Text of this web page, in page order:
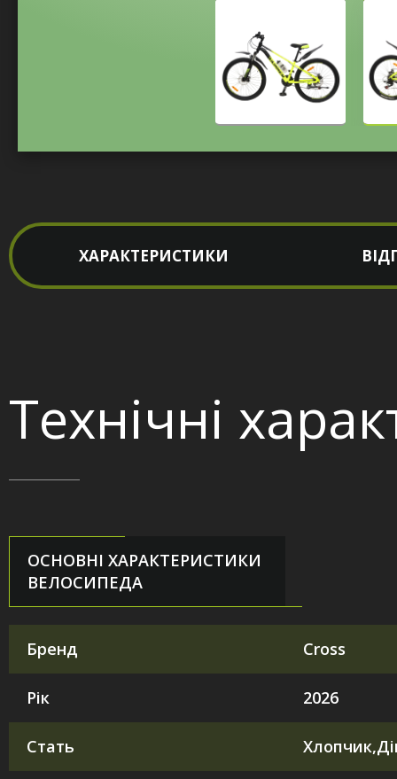
ХАРАКТЕРИСТИКИ
Технічні
ОСНОВНІ ХАРАКТЕРИСТИКИ
ВЕЛОСИПЕДА
Бренд Cross
Рік 2026
Стать